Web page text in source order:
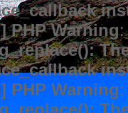
PHP Warning:
PHP Warning